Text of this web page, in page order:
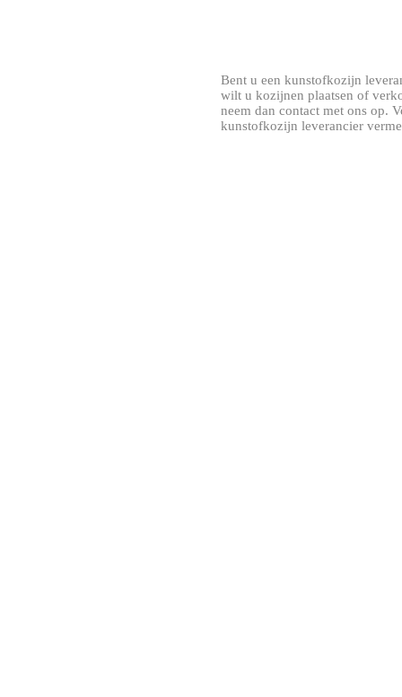
Bent u een kunstofkozijn
wilt u kozijnen plaatsen of
neem dan contact met ons op.
kunstofkozijn leverancier